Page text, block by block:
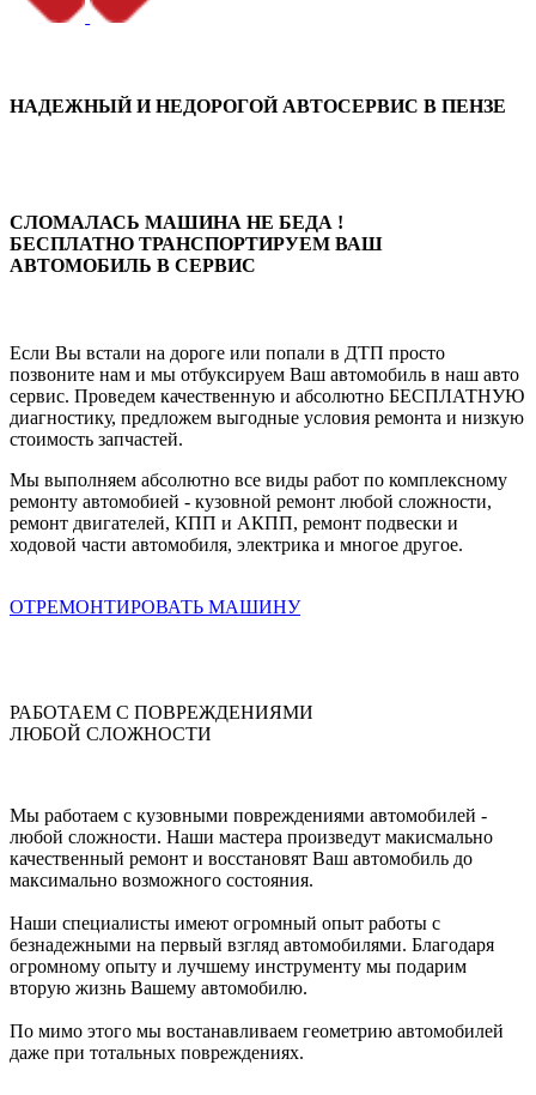
НАДЕЖНЫЙ И НЕДОРОГОЙАВТОСЕРВИС В ПЕНЗЕ
СЛОМАЛАСЬ МАШИНА НЕ БЕДА !
БЕСПЛАТНО ТРАНСПОРТИРУЕМ ВАШ
АВТОМОБИЛЬ В СЕРВИС
Если Вы встали на дороге или попали в ДТП просто
позвоните нам и мы отбуксируем Ваш автомобиль в наш авто
сервис. Проведем качественную и абсолютно БЕСПЛАТНУЮ
диагностику, предложем выгодные условия ремонта и низкую
стоимость запчастей.
Мы выполняем абсолютно все виды работ по комплексному
ремонту автомобией - кузовной ремонт любой сложности,
ремонт двигателей, КПП и АКПП, ремонт подвески и
ходовой части автомобиля, электрика и многое другое.
ОТРЕМОНТИРОВАТЬ МАШИНУ
РАБОТАЕМ С ПОВРЕЖДЕНИЯМИ
ЛЮБОЙ СЛОЖНОСТИ
Мы работаем с кузовными повреждениями автомобилей -
любой сложности. Наши мастера произведут макисмально
качественный ремонт и восстановят Ваш автомобиль до
максимально возможного состояния.
Наши специалисты имеют огромный опыт работы с
безнадежными на первый взгляд автомобилями. Благодаря
огромному опыту и лучшему инструменту мы подарим
вторую жизнь Вашему автомобилю.
По мимо этого мы востанавливаем геометрию автомобилей
даже при тотальных повреждениях.